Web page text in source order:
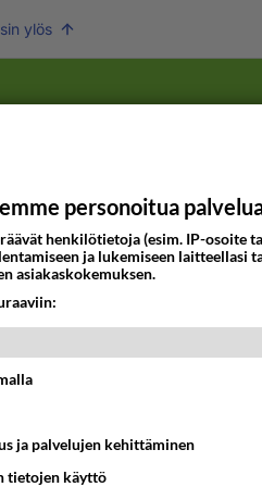
ylös
Perussuomalaisten
personoitua
henkilötietoja (esim. IP-osoite
ja lukemiseen laitteellasi
asiakaskokemuksen.
ja palvelujen kehittäminen
tietojen käyttö